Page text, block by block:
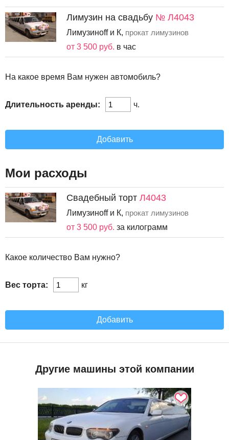
Лимузин на свадьбу № Л4043
Лимузиноff и К, прокат лимузинов
от 3 500 руб. в час
На какое время Вам нужен автомобиль?
Длительность аренды: ч.
Добавить
Мои расходы
Свадебный торт Л4043
Лимузиноff и К, прокат лимузинов
от 3 500 руб. за килограмм
Какое количество Вам нужно?
Вес торта: кг
Добавить
Другие машины этой компании